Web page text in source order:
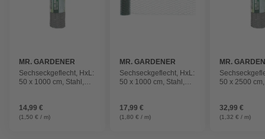
MR. GARDENER
Sechseckgeflecht, HxL:
50 x 1000 cm, Stahl,
14,99 €
(1,50 € / m)
MR. GARDENER
Sechseckgeflecht, HxL:
50 x 1000 cm, Stahl,
17,99 €
(1,80 € / m)
MR.
50 x 2500
32,99 €
(1,32 € / m)